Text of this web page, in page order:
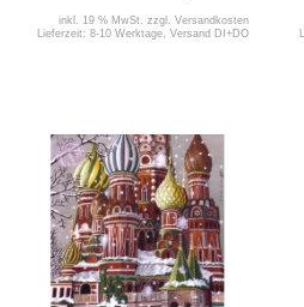
inkl. 19 % MwSt. zzgl. Versandkosten
Lieferzeit: 8-10 Werktage, Versand DI+DO